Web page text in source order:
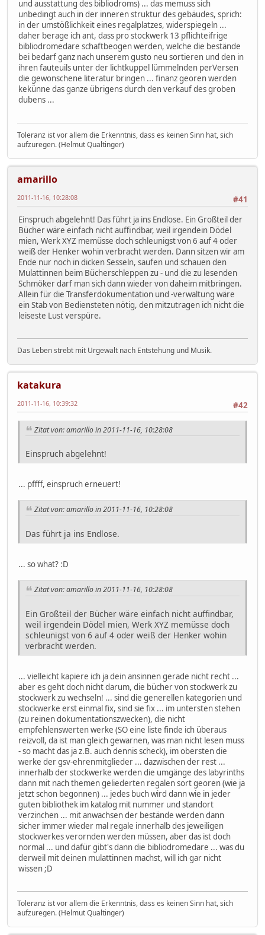
und ausstattung des bibliodroms) ... das memuss sich
unbedingt auch in der inneren struktur des gebäudes, sprich:
in der umstößlichkeit eines regalplatzes, widerspiegeln ...
daher berage ich ant, dass pro stockwerk 13 pflichteifrige
bibliodromedare schaftbeogen werden, welche die bestände
bei bedarf ganz nach unserem gusto neu sortieren und den in
ihren fauteuils unter der lichtkuppel lümmelnden perVersen
die gewonschene literatur bringen ... finanz georen werden
kekünne das ganze übrigens durch den verkauf des groben
dubens ...
Toleranz ist vor allem die Erkenntnis, dass es keinen Sinn hat, sich
aufzuregen. (Helmut Qualtinger)
amarillo
#41
2011-11-16, 10:28:08
Einspruch abgelehnt! Das führt ja ins Endlose. Ein Großteil der
Bücher wäre einfach nicht auffindbar, weil irgendein Dödel
mien, Werk XYZ memüsse doch schleunigst von 6 auf 4 oder
weiß der Henker wohin verbracht werden. Dann sitzen wir am
Ende nur noch in dicken Sesseln, saufen und schauen den
Mulattinnen beim Bücherschleppen zu - und die zu lesenden
Schmöker darf man sich dann wieder von daheim mitbringen.
Allein für die Transferdokumentation und -verwaltung wäre
ein Stab von Bediensteten nötig, den mitzutragen ich nicht die
leiseste Lust verspüre.
Das Leben strebt mit Urgewalt nach Entstehung und Musik.
katakura
#42
2011-11-16, 10:39:32
Zitat von: amarillo in 2011-11-16, 10:28:08
Einspruch abgelehnt!
... pffff, einspruch erneuert!
Zitat von: amarillo in 2011-11-16, 10:28:08
Das führt ja ins Endlose.
... so what? :D
Zitat von: amarillo in 2011-11-16, 10:28:08
Ein Großteil der Bücher wäre einfach nicht auffindbar,
weil irgendein Dödel mien, Werk XYZ memüsse doch
schleunigst von 6 auf 4 oder weiß der Henker wohin
verbracht werden.
... vielleicht kapiere ich ja dein ansinnen gerade nicht recht ...
aber es geht doch nicht darum, die bücher von stockwerk zu
stockwerk zu wechseln! ... sind die generellen kategorien und
stockwerke erst einmal fix, sind sie fix ... im untersten stehen
(zu reinen dokumentationszwecken), die nicht
empfehlenswerten werke (SO eine liste finde ich überaus
reizvoll, da ist man gleich gewarnen, was man nicht lesen muss
- so macht das ja z.B. auch dennis scheck), im obersten die
werke der gsv-ehrenmitglieder ... dazwischen der rest ...
innerhalb der stockwerke werden die umgänge des labyrinths
dann mit nach themen geliederten regalen sort georen (wie ja
jetzt schon begonnen) ... jedes buch wird dann wie in jeder
guten bibliothek im katalog mit nummer und standort
verzinchen ... mit anwachsen der bestände werden dann
sicher immer wieder mal regale innerhalb des jeweiligen
stockwerkes verornden werden müssen, aber das ist doch
normal ... und dafür gibt's dann die bibliodromedare ... was du
derweil mit deinen mulattinnen machst, will ich gar nicht
wissen ;D
Toleranz ist vor allem die Erkenntnis, dass es keinen Sinn hat, sich
aufzuregen. (Helmut Qualtinger)